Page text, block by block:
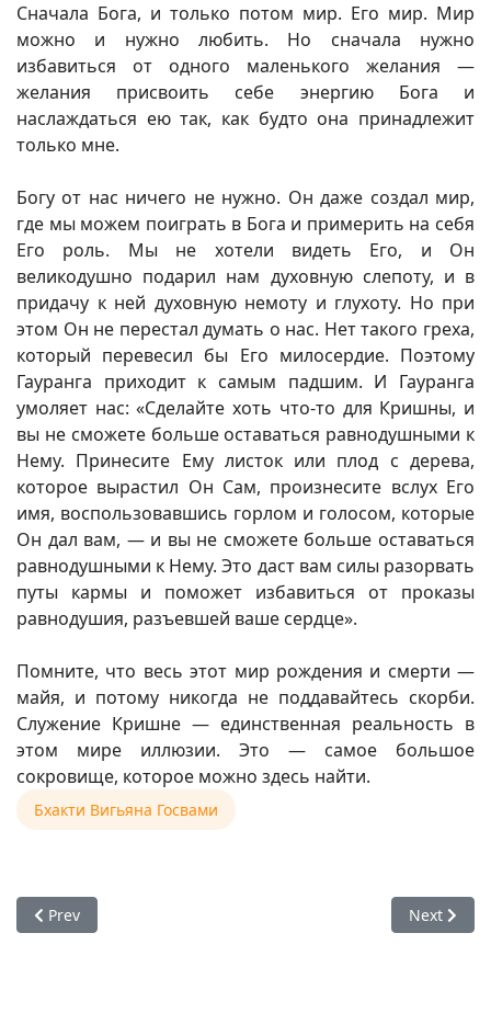
Сначала Бога, и только потом мир. Его мир. Мир
можно и нужно любить. Но сначала нужно
избавиться от одного маленького желания —
желания присвоить себе энергию Бога и
наслаждаться ею так, как будто она принадлежит
только мне.
Богу от нас ничего не нужно. Он даже создал мир,
где мы можем поиграть в Бога и примерить на себя
Его роль. Мы не хотели видеть Его, и Он
великодушно подарил нам духовную слепоту, и в
придачу к ней духовную немоту и глухоту. Но при
этом Он не перестал думать о нас. Нет такого греха,
который перевесил бы Его милосердие. Поэтому
Гауранга приходит к самым падшим. И Гауранга
умоляет нас: «Сделайте хоть что-то для Кришны, и
вы не сможете больше оставаться равнодушными к
Нему. Принесите Ему листок или плод с дерева,
которое вырастил Он Сам, произнесите вслух Его
имя, воспользовавшись горлом и голосом, которые
Он дал вам, — и вы не сможете больше оставаться
равнодушными к Нему. Это даст вам силы разорвать
путы кармы и поможет избавиться от проказы
равнодушия, разъевшей ваше сердце».
Помните, что весь этот мир рождения и смерти —
майя, и потому никогда не поддавайтесь скорби.
Служение Кришне — единственная реальность в
этом мире иллюзии. Это — самое большое
сокровище, которое можно здесь найти.
Бхакти Вигьяна Госвами
Previous article: Е.С. Бхакти Вигьяна Госвами — Мотив
Prev Next
Next